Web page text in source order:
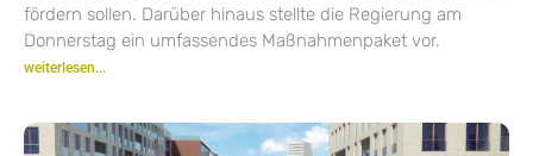
fördern sollen. Darüber hinaus stellte die Regierung am
Donnerstag ein umfassendes Maßnahmenpaket vor.
weiterlesen...